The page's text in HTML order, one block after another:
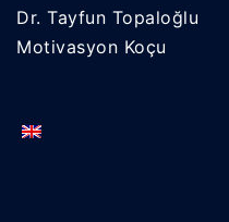
Dr. Tayfun Topaloğlu
Motivasyon Koçu